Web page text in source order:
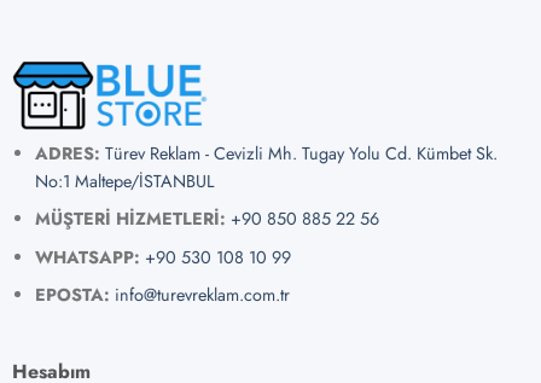
ADRES: Türev Reklam - Cevizli Mh. Tugay Yolu Cd. Kümbet Sk.
No:1 Maltepe/İSTANBUL
MÜŞTERİ HİZMETLERİ: +90 850 885 22 56
WHATSAPP: +90 530 108 10 99
EPOSTA: info@turevreklam.com.tr
Hesabım